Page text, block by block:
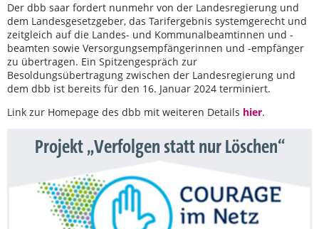
Der dbb saar fordert nunmehr von der Landesregierung und
dem Landesgesetzgeber, das Tarifergebnis systemgerecht und
zeitgleich auf die Landes- und Kommunalbeamtinnen und -
beamten sowie Versorgungsempfängerinnen und -empfänger
zu übertragen. Ein Spitzengespräch zur
Besoldungsübertragung zwischen der Landesregierung und
dem dbb ist bereits für den 16. Januar 2024 terminiert.
Link zur Homepage des dbb mit weiteren Details hier.
Projekt „Verfolgen statt nur Löschen“